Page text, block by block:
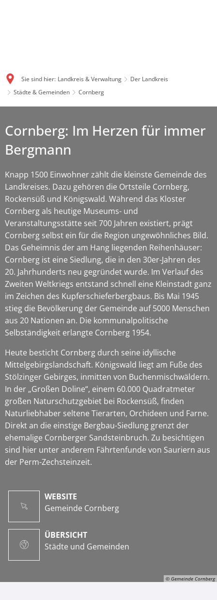
Sie sind hier: Landkreis & Verwaltung
Der Landkreis
Städte & Gemeinden
Cornberg
© Gemeinde Cornberg
Cornberg: Im Herzen für immer
Bergmann
Knapp 1500 Einwohner zählt die kleinste Gemeinde des
Landkreises. Dazu gehören die Ortsteile Cornberg,
Rockensüß und Königswald. Während das Kloster
Cornberg als heutige Museums- und
Veranstaltungsstätte seit 700 Jahren existiert, prägt
Cornberg selbst ein für die Region ungewöhnliches Bild.
Das Geheimnis der am Hang liegenden Reihenhäuser:
Cornberg ist eine Siedlung, die in den 30er-Jahren des
20. Jahrhunderts neu gegründet wurde. Im Verlauf des
Zweiten Weltkriegs entstand schnell eine Kleinstadt ganz
im Zeichen des Kupferschieferbergbaus. Bis Mai 1945
stieg die Bevölkerung der Gemeinde auf 5000 Menschen
aus 20 Nationen an. Die kommunalpolitische
Selbständigkeit erlangte Cornberg 1954.
Heute besticht Cornberg durch seine idyllische
Mittelgebirgslandschaft. Königswald liegt am Fuße des
Stölzinger Gebirges, inmitten von Buchenmischwäldern.
In der „Großen Doline“, einem 60.000 Quadratmeter
großen Naturschutzgebiet bei Rockensüß, finden
Naturliebhaber seltene Tierarten, Orchideen und Farne.
Direkt an die einstige Bergbau-Siedlung grenzt der
ehemalige Cornberger Sandsteinbruch. Zu besichtigen
sind hier unter anderem Fährtenfunde von Sauriern aus
der Perm-Zechsteinzeit.
WEBSITE
Gemeinde Cornberg
ÜBERSICHT
Städte und Gemeinden